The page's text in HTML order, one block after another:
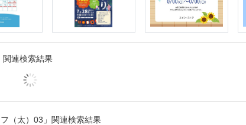
関連検索結果
（太）03」関連検索結果